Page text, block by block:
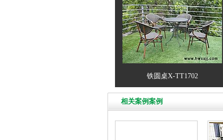
铁圆桌X-TT1702
相关案例案例